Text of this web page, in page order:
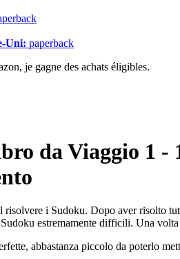
Uni: paperback
je gagne des achats éligibles.
da Viaggio 1 -
risolvere i Sudoku. Dopo aver risolto
estremamente difficili. Una
abbastanza piccolo da poterlo